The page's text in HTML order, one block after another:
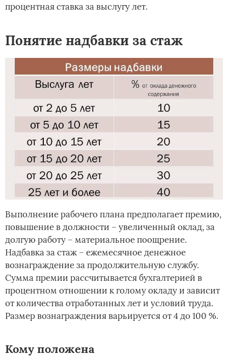
процентная ставка за выслугу лет.
Понятие надбавки за стаж
Выполнение рабочего плана предполагает премию,
повышение в должности – увеличенный оклад, за
долгую работу – материальное поощрение.
Надбавка за стаж – ежемесячное денежное
вознаграждение за продолжительную службу.
Сумма премии рассчитывается бухгалтерией в
процентном отношении к голому окладу и зависит
от количества отработанных лет и условий труда.
Размер вознаграждения варьируется от 4 до 100 %.
Кому положена